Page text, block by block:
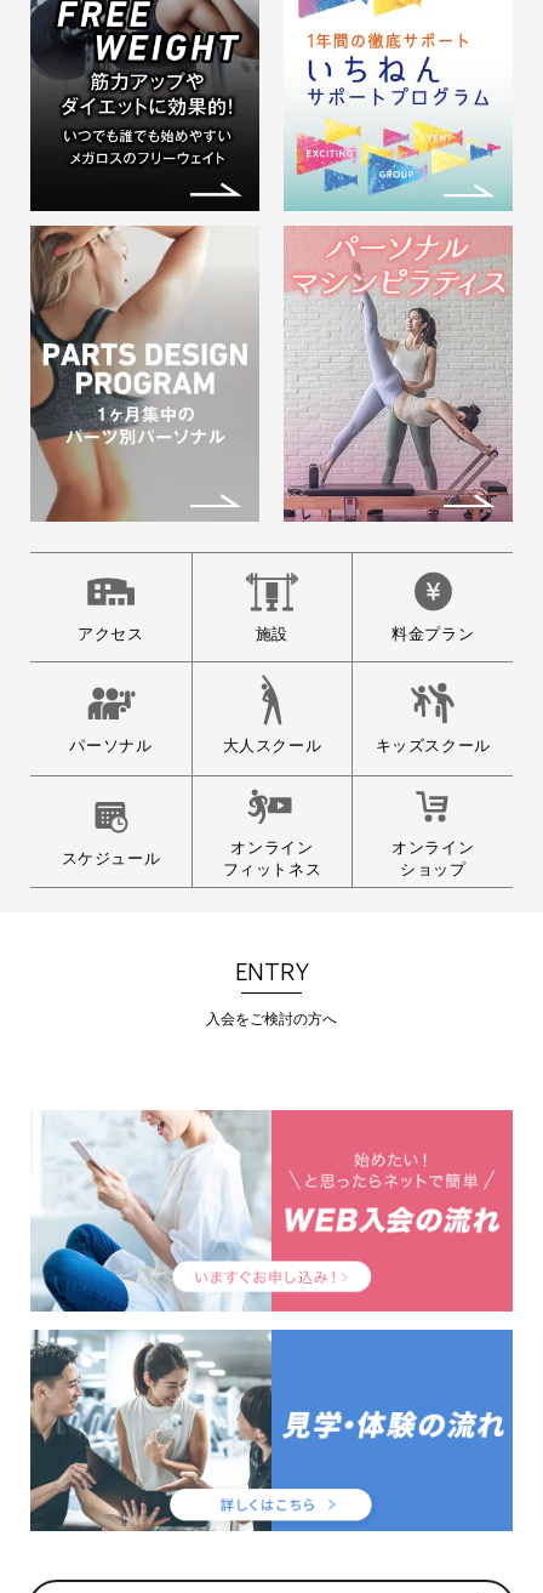
メガロスを気軽に…
効率よくカラダを変えたいなら
フリーウェイト！マシンジムラ
インナップ！
※メガロス鷺沼店では、 より多く
の方に快適にご利用…
2026.08.01
【ルフレ】会員種別紹介！お得
なアンダー会員もあります！
メガロスルフレとは・・・ 女性の
ための美活スタジオ…
2026.08.01
期間限定！夏期特別セット割販
売中！！まずはお試しで運動し
てみませんか？
ビジターチケットとは？ 会員の方
アクセス 施設 料金プラン
パーソナル 大人スクール キッズスクール
スケジュール
オンライン
フィットネス
オンライン
ショップ
ENTRY
入会をご検討の方へ